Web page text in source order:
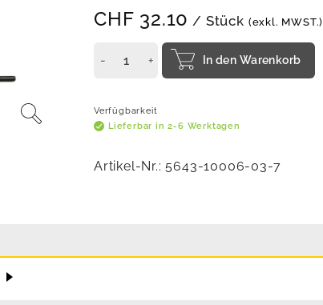
CHF 32.10 / Stück (exkl. MWST.)
In den Warenkorb
Verfügbarkeit
Lieferbar in 2-6 Werktagen
Artikel-Nr.:5643-10006-03-7